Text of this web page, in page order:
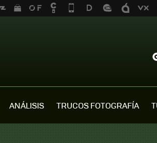
ANÁLISIS TRUCOS FOTOGRAFÍA